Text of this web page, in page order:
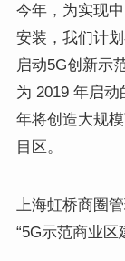
今年，为实现
安装，我们计
启动5G创新示
为 2019 年启
年将创造大规
目区。
上海虹桥商圈
“5G示范商业区